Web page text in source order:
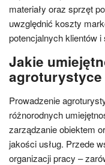
materiały oraz sprzęt
uwzględnić koszty
potencjalnych klientów
Jakie
agroturystyce
Prowadzenie
różnorodnych
zarządzanie obiektem
jakości usług. Przede
organizacji pracy –